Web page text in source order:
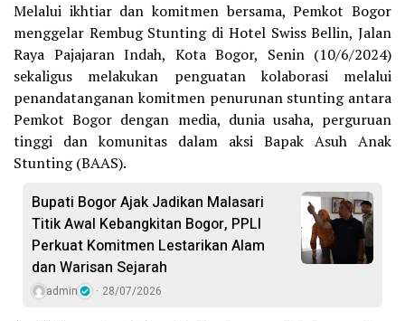
Melalui ikhtiar dan komitmen bersama, Pemkot Bogor
menggelar Rembug Stunting di Hotel Swiss Bellin, Jalan
Raya Pajajaran Indah, Kota Bogor, Senin (10/6/2024)
sekaligus melakukan penguatan kolaborasi melalui
penandatanganan komitmen penurunan stunting antara
Pemkot Bogor dengan media, dunia usaha, perguruan
tinggi dan komunitas dalam aksi Bapak Asuh Anak
Stunting (BAAS).
Bupati Bogor Ajak Jadikan Malasari
Titik Awal Kebangkitan Bogor, PPLI
Perkuat Komitmen Lestarikan Alam
dan Warisan Sejarah
admin 28/07/2026